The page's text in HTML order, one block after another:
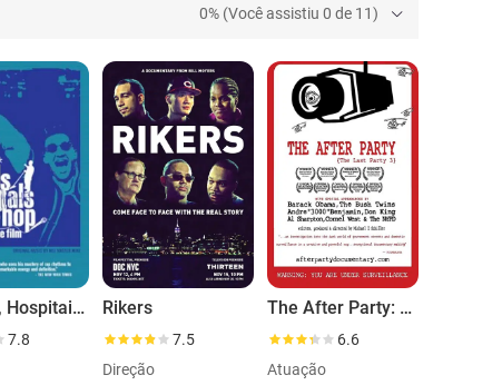
0% (Você assistiu 0 de 11)
Prisões, Hospitais E Hip-Hop
7.8
Rikers
7.5
Direção
The After Party: The Last Party 3
6.6
Atuação